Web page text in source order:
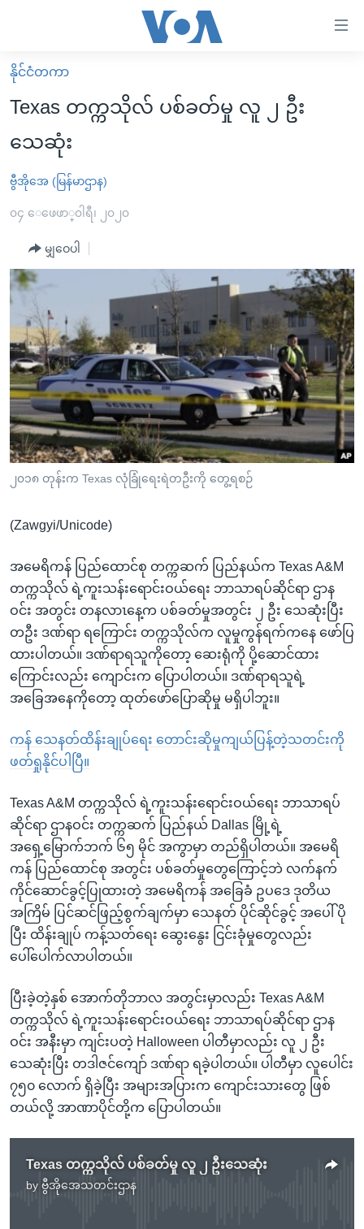
လွယ်ကူ
စေ
များ
ပင်မ
ကျော်
ကြည့်
ရန်
ပင်မ
အ
ညွန်း
စာမျက်နှာ
သို့
ကျော်
ကြည့်
ရှာဖွေ
နေရာ
သို့
ကျော်
ရန်
မူလစာမျက်နှာ
မြန်မာ
ကမ္ဘာ့သတင်းများ
နိုင်ငံတကာ
အစ္စရေး-ပါလက်စတိုင်း
ဗွီဒီယို
သတင်းလွတ်လပ်ခွင့်
အင်္ဂလိပ်စာလေ့လာမယ်
အမေရိကန်သုံးအီဒီယံ
မကြေးမုံရဲ့ အင်္ဂလိပ်စာ
ရုပ်ရှင်ထဲက အင်္ဂလိပ်စာ
သုတပဒေသာ အင်္ဂလိပ်စာ
အပတ်စဉ်ကဏ္ဍများ
ရေဒီယို
တီဗွီ
ရေဒီယိုနှင့်ရုပ်သံ အချက်အလက်များ
ရေဒီယို/တီဗွီအစီအစဉ်
Learning English
ဗွီအိုအေ လူမှုကွန်ယက်များ
နိုင်ငံတကာ
Texas တက္ကသိုလ် ပစ်ခတ်မှု လူ ၂ ဦး
သေဆုံး
ဗွီအိုအေ (မြန်မာဌာန)
၀၄ ေဖေဖာ္၀ါရီ၊ ၂၀၂၀
မျှဝေပါ
၂၀၁၈ တုန်းက Texas လုံခြုံရေးရဲတဦးကို တွေ့ရစဉ်
(Zawgyi/Unicode)
အမေရိကန် ပြည်ထောင်စု တက္ကဆက် ပြည်နယ်က Texas A&M
တက္ကသိုလ် ရဲ့ကူးသန်းရောင်းဝယ်ရေး ဘာသာရပ်ဆိုင်ရာ ဌာန
ဝင်း အတွင်း တနလာၤနေ့က ပစ်ခတ်မှုအတွင်း ၂ ဦး သေဆုံးပြီး
တဦး ဒဏ်ရာ ရကြောင်း တက္ကသိုလ်က လူမှုကွန်ရက်ကနေ ဖော်ပြ
ထားပါတယ်။ ဒဏ်ရာရသူကိုတော့ ဆေးရုံကို ပို့ဆောင်ထား
ကြောင်းလည်း ကျောင်းက ပြောပါတယ်။ ဒဏ်ရာရသူရဲ့
အခြေအနေကိုတော့ ထုတ်ဖော်ပြောဆိုမှု မရှိပါဘူး။
ကန် သေနတ်ထိန်းချုပ်ရေး တောင်းဆိုမှုကျယ်ပြန့်တဲ့သတင်းကို
ဖတ်ရှုနိုင်ပါပြီ။
Texas A&M တက္ကသိုလ် ရဲ့ကူးသန်းရောင်းဝယ်ရေး ဘာသာရပ်
ဆိုင်ရာ ဌာနဝင်း တက္ကဆက် ပြည်နယ် Dallas မြို့ရဲ့
အရှေ့မြောက်ဘက် ၆၅ မိုင် အကွာမှာ တည်ရှိပါတယ်။ အမေရိ
ကန် ပြည်ထောင်စု အတွင်း ပစ်ခတ်မှုတွေကြောင့်ဘဲ လက်နက်
ကိုင်ဆောင်ခွင့်ပြုထားတဲ့ အမေရိကန် အခြေခံ ဥပဒေ ဒုတိယ
အကြိမ် ပြင်ဆင်ဖြည့်စွက်ချက်မှာ သေနတ် ပိုင်ဆိုင်ခွင့် အပေါ် ပို
ပြီး ထိန်းချုပ် ကန့်သတ်ရေး ဆွေးနွေး ငြင်းခုံမှုတွေလည်း
ပေါ်ပေါက်လာပါတယ်။
ပြီးခဲ့တဲ့နှစ် အောက်တိုဘာလ အတွင်းမှာလည်း Texas A&M
တက္ကသိုလ် ရဲ့ကူးသန်းရောင်းဝယ်ရေး ဘာသာရပ်ဆိုင်ရာ ဌာန
ဝင်း အနီးမှာ ကျင်းပတဲ့ Halloween ပါတီမှာလည်း လူ ၂ ဦး
သေဆုံးပြီး တဒါဇင်ကျော် ဒဏ်ရာ ရခဲ့ပါတယ်။ ပါတီမှာ လူပေါင်း
၇၅၀ လောက် ရှိခဲ့ပြီး အများအပြားက ကျောင်းသားတွေ ဖြစ်
တယ်လို့ အာဏာပိုင်တို့က ပြောပါတယ်။
Texas တက္ကသိုလ် ပစ်ခတ်မှု လူ ၂ ဦးသေဆုံး
by ဗွီအိုအေသတင်းဌာန
No media source currently available